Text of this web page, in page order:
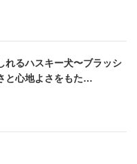
れるハスキー犬〜ブラッシ
と心地よさをもた…